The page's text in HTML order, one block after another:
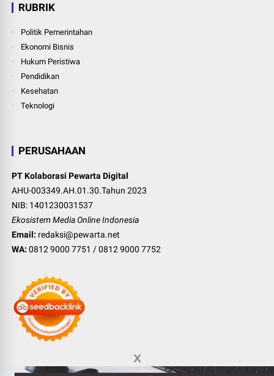
RUBRIK
Politik Pemerintahan
Ekonomi Bisnis
Hukum Peristiwa
Pendidikan
Kesehatan
Teknologi
PERUSAHAAN
PT Kolaborasi Pewarta Digital
AHU-003349.AH.01.30.Tahun 2023
NIB: 1401230031537
Ekosistem Media Online Indonesia
Email: redaksi@pewarta.net
WA: 0812 9000 7751 /0812 9000 7752